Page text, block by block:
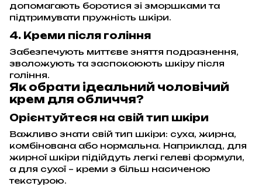
допомагають боротися зі зморшками та
підтримувати пружність шкіри.
4. Креми після гоління
Забезпечують миттєве зняття подразнення,
зволожують та заспокоюють шкіру після
гоління.
Як обрати ідеальний чоловічий
крем для обличчя?
Орієнтуйтеся на свій тип шкіри
Важливо знати свій тип шкіри: суха, жирна,
комбінована або нормальна. Наприклад, для
жирної шкіри підійдуть легкі гелеві формули,
а для сухої – креми з більш насиченою
текстурою.